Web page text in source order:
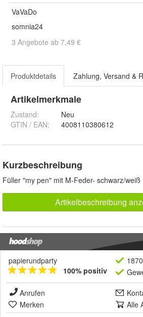
VaVaDo
somnia24
3 Angebote ab 7,49 €
Produktdetails Zahlung, Versand &
Artikelmerkmale
Zustand:
Neu
GTIN / EAN:
4008110380612
Kurzbeschreibung
Füller "my pen" mit M-Feder- schwarz/weiß
Artikelbeschreibung
papierundparty
100% positiv
Anrufen
Merken
Alle